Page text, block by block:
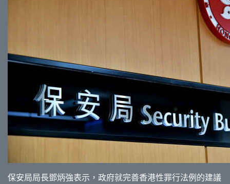
保安局局長鄧炳強表示，政府就完善香港性罪行法例的建議